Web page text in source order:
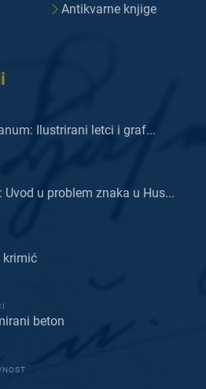
Antikvarne knjige
Ilustrirani letci i graf...
Uvod u problem znaka u Hus...
krimić
beton